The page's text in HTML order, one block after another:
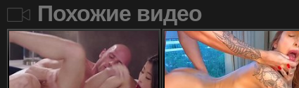
Похожие видео